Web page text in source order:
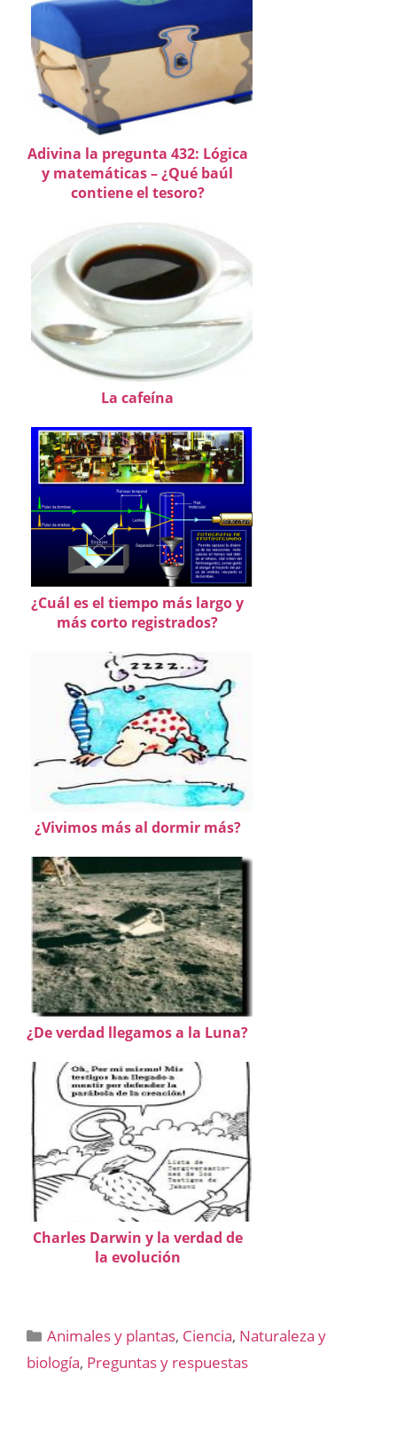
Adivina la pregunta 432: Lógica
y matemáticas – ¿Qué baúl
contiene el tesoro?
La cafeína
¿Cuál es el tiempo más largo y
más corto registrados?
¿Vivimos más al dormir más?
¿De verdad llegamos a la Luna?
Charles Darwin y la verdad de
la evolución
Categorías
Animales y plantas, Ciencia, Naturaleza y
biología, Preguntas y respuestas